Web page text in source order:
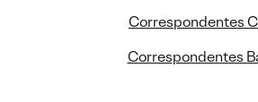
Correspondentes
Correspondentes